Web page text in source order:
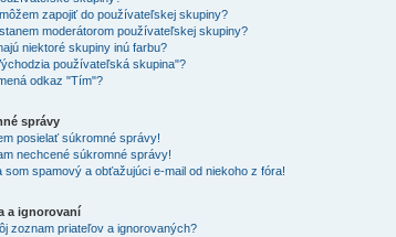
zapojiť do používateľskej skupiny?
moderátorom používateľskej skupiny?
niektoré skupiny inú farbu?
používateľská skupina"?
odkaz "Tím"?
správy
posielať súkromné správy!
nechcené súkromné správy!
som spamový a obťažujúci e-mail od niekoho z fóra!
a ignorovaní
zoznam priateľov a ignorovaných?